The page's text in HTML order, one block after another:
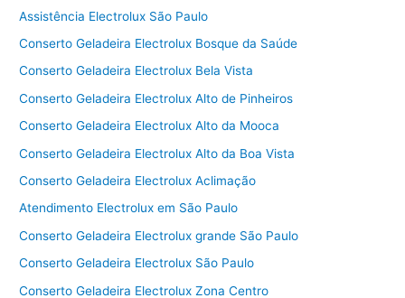
Assistência Electrolux São Paulo
Conserto Geladeira Electrolux Bosque da Saúde
Conserto Geladeira Electrolux Bela Vista
Conserto Geladeira Electrolux Alto de Pinheiros
Conserto Geladeira Electrolux Alto da Mooca
Conserto Geladeira Electrolux Alto da Boa Vista
Conserto Geladeira Electrolux Aclimação
Atendimento Electrolux em São Paulo
Conserto Geladeira Electrolux grande São Paulo
Conserto Geladeira Electrolux São Paulo
Conserto Geladeira Electrolux Zona Centro